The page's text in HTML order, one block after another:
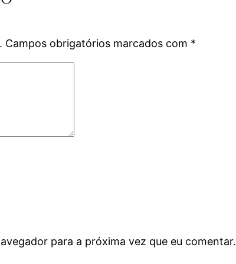
Campos obrigatórios marcados com *
para a próxima vez que eu comentar.